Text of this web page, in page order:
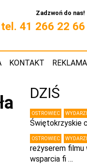
Zadzwoń do nas!
tel. 41 266 22 66
KONTAKT REKLAMA
DZIŚ
OSTROWIEC
Świętokrzyskie
OSTROWIEC
reżyserem filmu
wsparcia fi …